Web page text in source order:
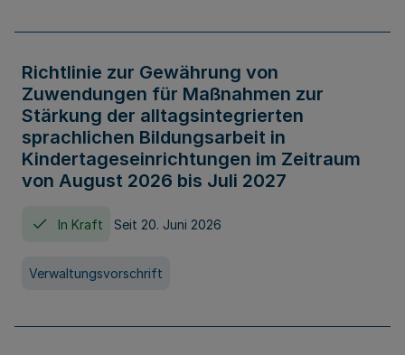
Richtlinie zur Gewährung von
Zuwendungen für Maßnahmen zur
Stärkung der alltagsintegrierten
sprachlichen Bildungsarbeit in
Kindertageseinrichtungen im Zeitraum
von August 2026 bis Juli 2027
In Kraft Seit 20. Juni 2026
Verwaltungsvorschrift